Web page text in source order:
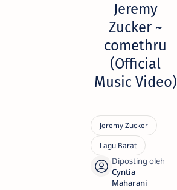
Jeremy
Zucker ~
comethru
(Official
Music Video)